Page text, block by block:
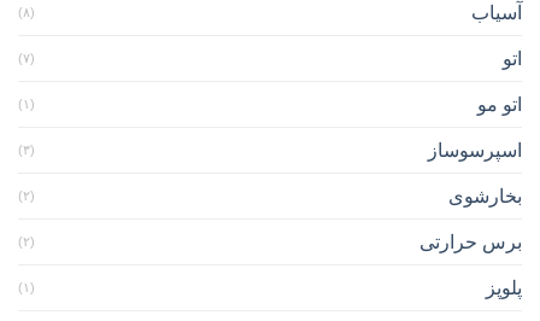
آسیاب (۸)
اتو (۷)
اتو مو (۱)
اسپرسوساز (۳)
بخارشوی (۲)
برس حرارتی (۲)
پلوپز (۱)